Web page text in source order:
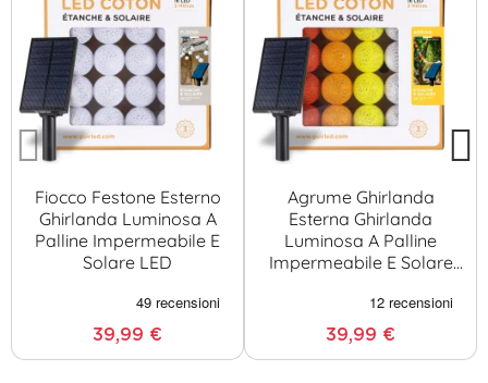
Fiocco Festone Esterno
Ghirlanda Luminosa A
Palline Impermeabile E
Solare LED
39,99 €
Agrume Ghirlanda
Esterna Ghirlanda
Luminosa A Palline
Impermeabile E Solare
39,99 €